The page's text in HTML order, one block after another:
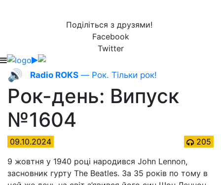
Поділіться з друзями!
Facebook
Twitter
🔊 Radio ROKS — Рок. Тільки рок!
Рок-день: Випуск
№1604
09.10.2024
205
9 жовтня у 1940 році народився John Lennon,
засновник гурту The Beatles. За 35 років по тому в